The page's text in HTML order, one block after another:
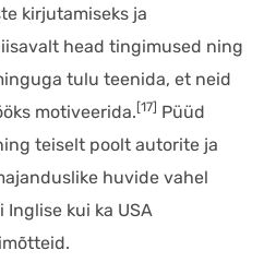
kirjutamiseks ja
head tingimused ning
tulu teenida, et neid
motiveerida. [17] Püüd
teiselt poolt autorite ja
huvide vahel
kui ka USA